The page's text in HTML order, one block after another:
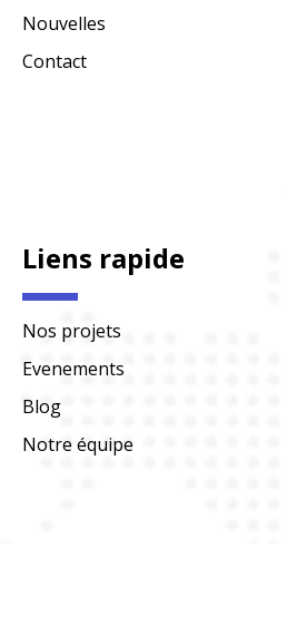
Nouvelles
Contact
Liens rapide
Nos projets
Evenements
Blog
Notre équipe